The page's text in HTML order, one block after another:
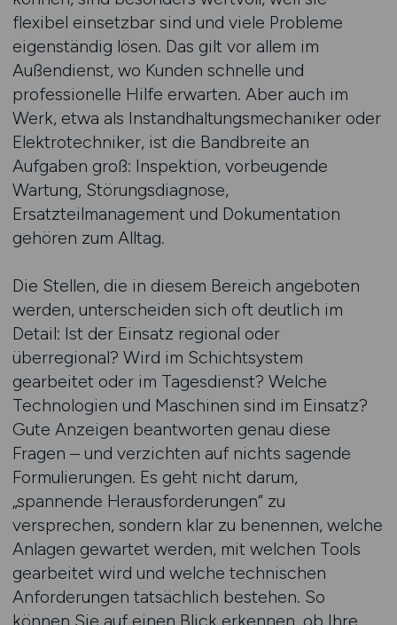
flexibel einsetzbar sind und viele Probleme
eigenständig lösen. Das gilt vor allem im
Außendienst, wo Kunden schnelle und
professionelle Hilfe erwarten. Aber auch im
Werk, etwa als Instandhaltungsmechaniker oder
Elektrotechniker, ist die Bandbreite an
Aufgaben groß: Inspektion, vorbeugende
Wartung, Störungsdiagnose,
Ersatzteilmanagement und Dokumentation
gehören zum Alltag.
Die Stellen, die in diesem Bereich angeboten
werden, unterscheiden sich oft deutlich im
Detail: Ist der Einsatz regional oder
überregional? Wird im Schichtsystem
gearbeitet oder im Tagesdienst? Welche
Technologien und Maschinen sind im Einsatz?
Gute Anzeigen beantworten genau diese
Fragen – und verzichten auf nichts sagende
Formulierungen. Es geht nicht darum,
„spannende Herausforderungen“ zu
versprechen, sondern klar zu benennen, welche
Anlagen gewartet werden, mit welchen Tools
gearbeitet wird und welche technischen
Anforderungen tatsächlich bestehen. So
können Sie auf einen Blick erkennen, ob Ihre